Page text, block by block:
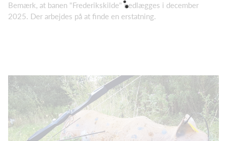
Bemærk, at banen "Frederikskilde" nedlægges i december
2025. Der arbejdes på at finde en erstatning.